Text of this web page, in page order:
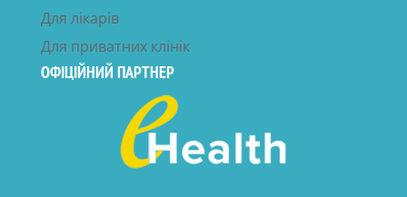
Для лікарів
Для приватних клінік
ОФІЦІЙНИЙ ПАРТНЕР